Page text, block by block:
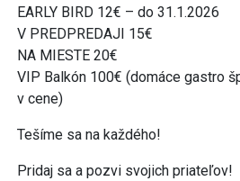
EARLY BIRD 12€ – do 31.1.2026
V PREDPREDAJI 15€
NA MIESTE 20€
VIP Balkón 100€ (domáce gastro
v cene)
Tešíme sa na každého!
Pridaj sa a pozvi svojich priateľov!